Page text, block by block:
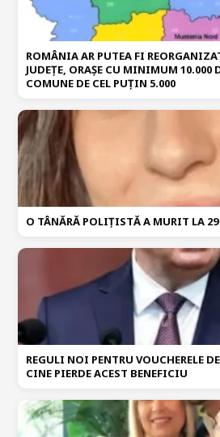
ROMÂNIA AR PUTEA FI
JUDEȚE, ORAȘE CU MINIMUM 10.000
COMUNE DE CEL PUȚIN 5.000
O TÂNĂRĂ POLIȚISTĂ A MURIT LA
REGULI NOI PENTRU VOUCHERELE
CINE PIERDE ACEST BENEFICIU